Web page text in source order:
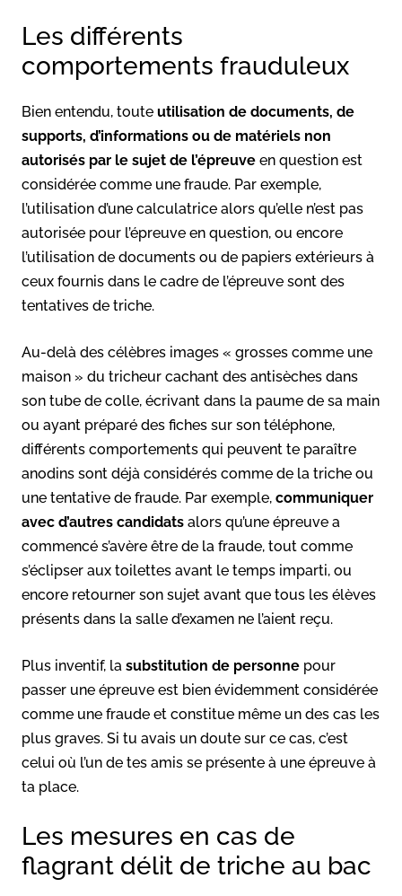
Les différents
comportements frauduleux
Bien entendu, toute utilisation de documents, de
supports, d’informations ou de matériels non
autorisés par le sujet de l’épreuve en question est
considérée comme une fraude. Par exemple,
l’utilisation d’une calculatrice alors qu’elle n’est pas
autorisée pour l’épreuve en question, ou encore
l’utilisation de documents ou de papiers extérieurs à
ceux fournis dans le cadre de l’épreuve sont des
tentatives de triche.
Au-delà des célèbres images « grosses comme une
maison » du tricheur cachant des antisèches dans
son tube de colle, écrivant dans la paume de sa main
ou ayant préparé des fiches sur son téléphone,
différents comportements qui peuvent te paraître
anodins sont déjà considérés comme de la triche ou
une tentative de fraude. Par exemple, communiquer
avec d’autres candidats alors qu’une épreuve a
commencé s’avère être de la fraude, tout comme
s’éclipser aux toilettes avant le temps imparti, ou
encore retourner son sujet avant que tous les élèves
présents dans la salle d’examen ne l’aient reçu.
Plus inventif, la substitution de personne pour
passer une épreuve est bien évidemment considérée
comme une fraude et constitue même un des cas les
plus graves. Si tu avais un doute sur ce cas, c’est
celui où l’un de tes amis se présente à une épreuve à
ta place.
Les mesures en cas de
flagrant délit de triche au bac